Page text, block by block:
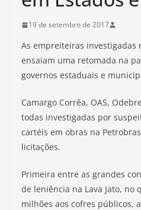
19 de setembro de 2017
As empreiteiras investigadas
ensaiam uma retomada na
governos estaduais e
Camargo Corrêa, OAS,
todas investigadas por
cartéis em obras na
licitações.
Primeira entre as grandes
de leniência na Lava Jato, no
milhões aos cofres públicos,